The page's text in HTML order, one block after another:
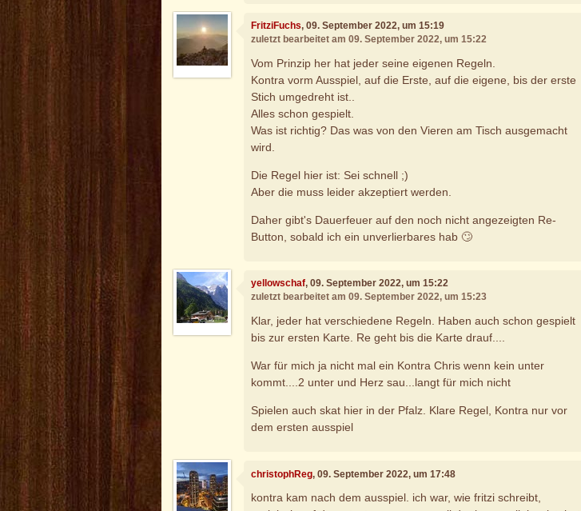
FritziFuchs, 09. September 2022, um 15:19
zuletzt bearbeitet am 09. September 2022, um 15:22
Vom Prinzip her hat jeder seine eigenen Regeln.
Kontra vorm Ausspiel, auf die Erste, auf die eigene, bis der erste
Stich umgedreht ist..
Alles schon gespielt.
Was ist richtig? Das was von den Vieren am Tisch ausgemacht
wird.
Die Regel hier ist: Sei schnell ;)
Aber die muss leider akzeptiert werden.
Daher gibt's Dauerfeuer auf den noch nicht angezeigten Re-
Button, sobald ich ein unverlierbares hab 🙄
yellowschaf, 09. September 2022, um 15:22
zuletzt bearbeitet am 09. September 2022, um 15:23
Klar, jeder hat verschiedene Regeln. Haben auch schon gespielt
bis zur ersten Karte. Re geht bis die Karte drauf....
War für mich ja nicht mal ein Kontra Chris wenn kein unter
kommt....2 unter und Herz sau...langt für mich nicht
Spielen auch skat hier in der Pfalz. Klare Regel, Kontra nur vor
dem ersten ausspiel
christophReg, 09. September 2022, um 17:48
kontra kam nach dem ausspiel. ich war, wie fritzi schreibt,